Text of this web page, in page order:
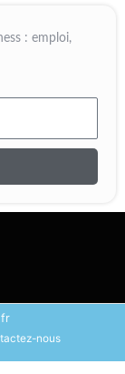
: emploi,
nous